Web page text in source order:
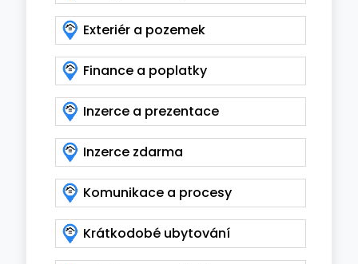
Exteriér a pozemek
Finance a poplatky
Inzerce a prezentace
Inzerce zdarma
Komunikace a procesy
Krátkodobé ubytování